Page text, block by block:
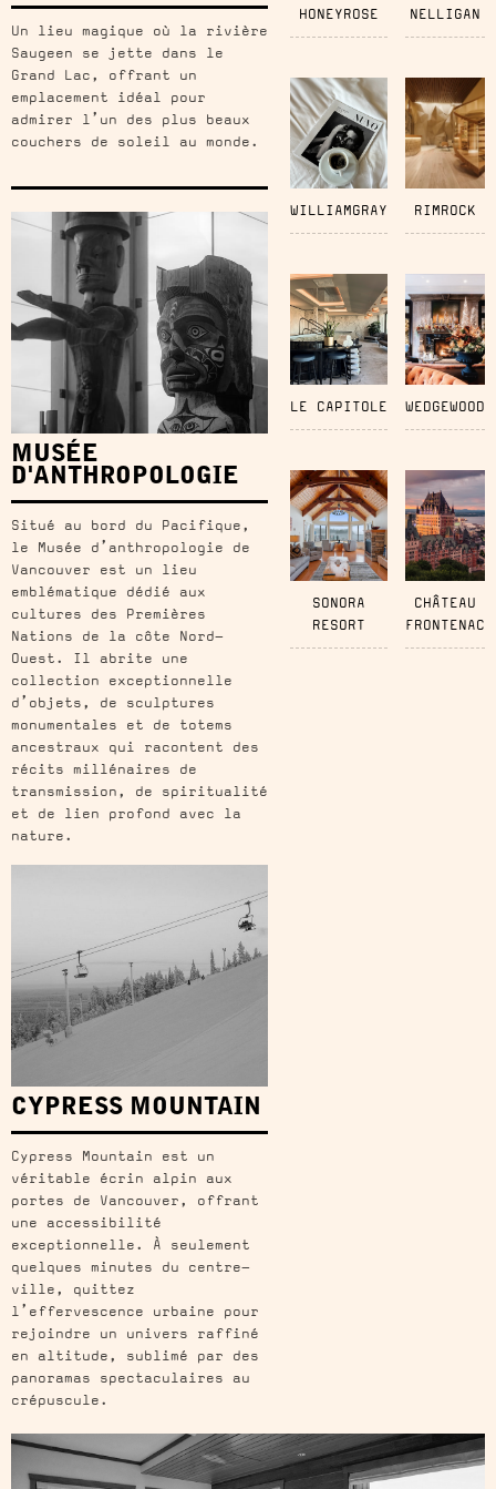
Un lieu magique où la rivière
Saugeen se jette dans le
Grand Lac, offrant un
emplacement idéal pour
admirer l’un des plus beaux
couchers de soleil au monde.
MUSÉE
D'ANTHROPOLOGIE
Situé au bord du Pacifique,
le Musée d’anthropologie de
Vancouver est un lieu
emblématique dédié aux
cultures des Premières
Nations de la côte Nord-
Ouest. Il abrite une
collection exceptionnelle
d’objets, de sculptures
monumentales et de totems
ancestraux qui racontent des
récits millénaires de
transmission, de spiritualité
et de lien profond avec la
nature.
CYPRESS MOUNTAIN
Cypress Mountain est un
véritable écrin alpin aux
portes de Vancouver, offrant
une accessibilité
exceptionnelle. À seulement
quelques minutes du centre-
ville, quittez
l’effervescence urbaine pour
rejoindre un univers raffiné
en altitude, sublimé par des
panoramas spectaculaires au
crépuscule.
HONEYROSE NELLIGAN
WILLIAMGRAY RIMROCK
LE CAPITOLE WEDGEWOOD
SONORA
RESORT
CHÂTEAU
FRONTENAC